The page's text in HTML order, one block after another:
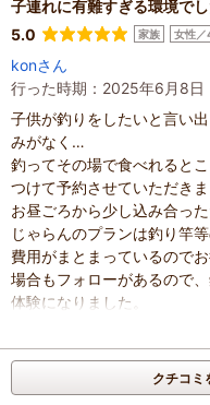
金がかかるので、食べられ
も、命の勉強になった気が
いに食べきりました。
魚も新鮮でおいしく、これ
混雑具合 ：空いていた
滞在時間：1～2時間
家族の内訳：お子様、配偶者、 そ
子どもの年齢 ： 7～12歳、
人数：3人～5人
投稿日 ：2026年6月27日
子連れに有難すぎる環境でし
5.0
家族 女性
konさん
行った時期：2025年6月8日
子供が釣りをしたいと言い
みがなく…
釣ってその場で食べれると
つけて予約させていただきま
お昼ごろから少し込み合っ
じゃらんのプランは釣り竿
費用がまとまっているので
場合もフォローがあるので
体験になりました。
い…。そんなときもスタッ
き方もハサミを使う方法で
っちり。軍手を使って内臓
クチコミ